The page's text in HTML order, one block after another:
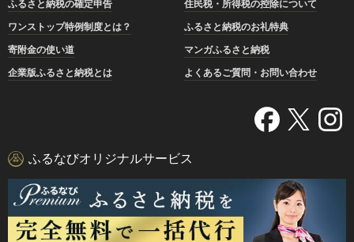
ふるさと納税の確定申告
住民税・所得税の控除について
ワンストップ特例制度とは？
ふるさと納税のお礼特典
寄附金の使い道
マンガふるさと納税
企業版ふるさと納税とは
よくあるご質問・お問い合わせ
ふるなびオリジナルサービス